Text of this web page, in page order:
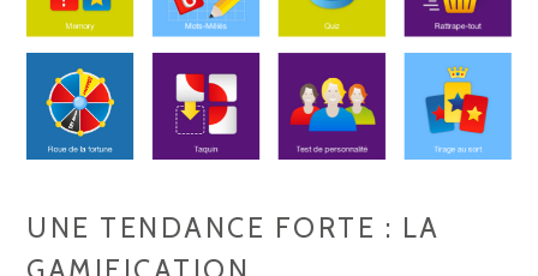
UNE TENDANCE FORTE : LA